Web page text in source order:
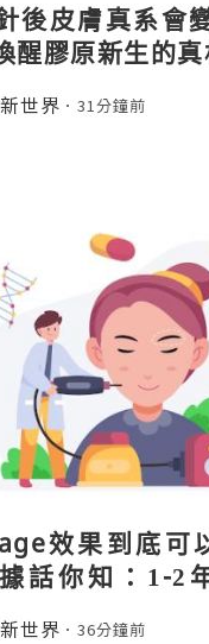
後皮膚真系會
醒膠原新生的真
世界 31分鐘前
效果到底可
話你知：1-2
世界 36分鐘前